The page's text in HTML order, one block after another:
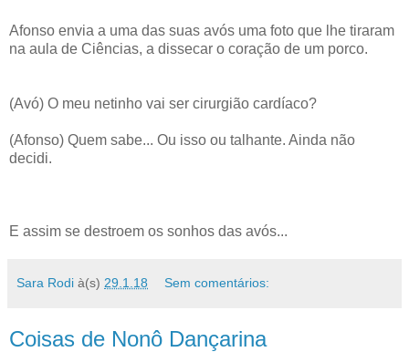
Afonso envia a uma das suas avós uma foto que lhe tiraram
na aula de Ciências, a dissecar o coração de um porco.
(Avó) O meu netinho vai ser cirurgião cardíaco?
(Afonso) Quem sabe... Ou isso ou talhante. Ainda não
decidi.
E assim se destroem os sonhos das avós...
Sara Rodi à(s) 29.1.18 Sem comentários:
Coisas de Nonô Dançarina